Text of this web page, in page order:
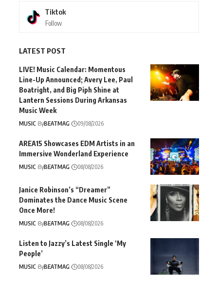
Tiktok
Follow
LATEST POST
LIVE! Music Calendar: Momentous
Line-Up Announced; Avery Lee, Paul
Boatright, and Big Piph Shine at
Lantern Sessions During Arkansas
Music Week
MUSIC ByBEATMAG 09/08/2026
AREA15 Showcases EDM Artists in an
Immersive Wonderland Experience
MUSIC ByBEATMAG 08/08/2026
Janice Robinson’s “Dreamer”
Dominates the Dance Music Scene
Once More!
MUSIC ByBEATMAG 08/08/2026
Listen to Jazzy’s Latest Single ‘My
People’
MUSIC ByBEATMAG 08/08/2026